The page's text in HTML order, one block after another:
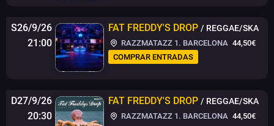
S26/9/26
21:00
FAT FREDDY'S DROP / REGGAE/SKA
RAZZMATAZZ 1. BARCELONA 44,50€
COMPRAR ENTRADAS
D27/9/26
20:30
FAT FREDDY'S DROP / REGGAE/SKA
RAZZMATAZZ 1. BARCELONA 44,50€